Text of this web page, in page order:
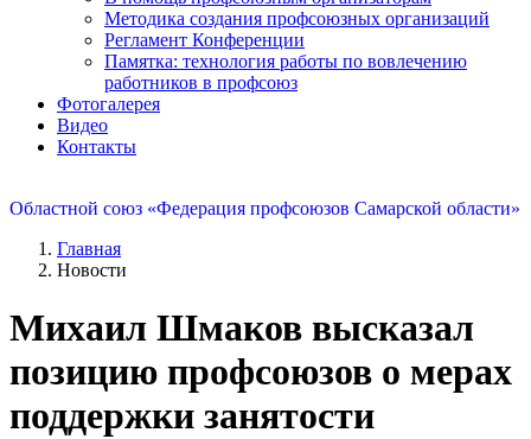
Методика создания профсоюзных организаций
Регламент Конференции
Памятка: технология работы по вовлечению
работников в профсоюз
Фотогалерея
Видео
Контакты
Областной союз «Федерация профсоюзов Самарской области»
Главная
Новости
Михаил Шмаков высказал
позицию профсоюзов о мерах
поддержки занятости